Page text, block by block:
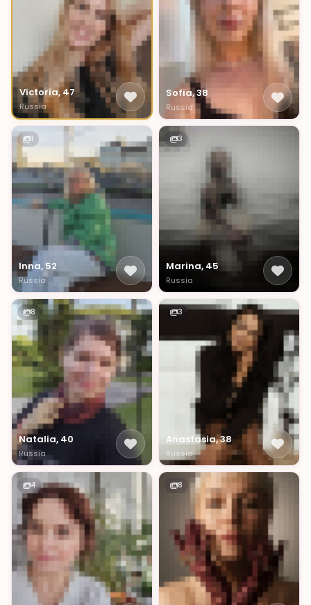
Victoria, 47
Russia
Sofia, 38
Russia
1
Inna, 52
Russia
3
Marina, 45
Russia
8
Natalia, 40
Russia
3
Anastasia, 38
Russia
4 8